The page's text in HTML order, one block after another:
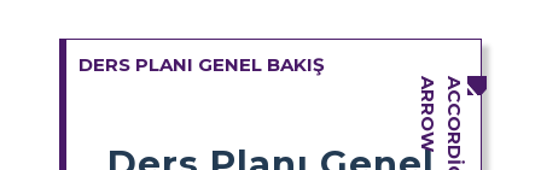
DERS PLANI GENEL BAKIŞ